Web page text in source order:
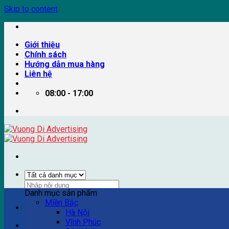
Skip to content
Giới thiệu
Chính sách
Hướng dẫn mua hàng
Liên hệ
08:00 - 17:00
Ví dụ: Billboard quảng cáo, pano quảng cáo, quảng cáo
Danh mục sản phẩm
Miền Bắc
Hà Nội
Vĩnh Phúc